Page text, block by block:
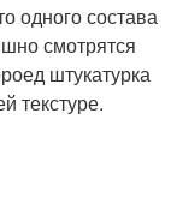
одного состава
смотрятся
штукатурка
текстуре.